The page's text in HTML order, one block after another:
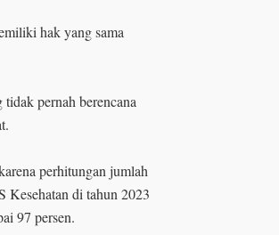
hak yang sama
pernah berencana
perhitungan jumlah
Kesehatan di tahun 2023
97 persen.